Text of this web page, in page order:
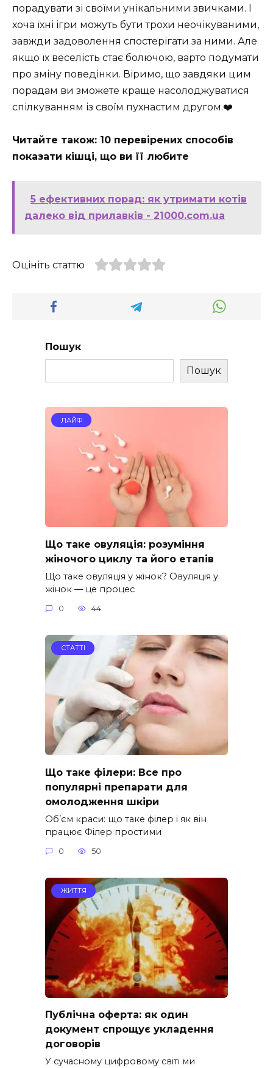
порадувати зі своїми унікальними звичками. І
хоча їхні ігри можуть бути трохи неочікуваними,
завжди задоволення спостерігати за ними. Але
якщо їх веселість стає болючою, варто подумати
про зміну поведінки. Віримо, що завдяки цим
порадам ви зможете краще насолоджуватися
спілкуванням із своїм пухнастим другом.❤️
Читайте також: 10 перевірених способів
показати кішці, що ви її любите
5 ефективних порад: як утримати котів
далеко від прилавків - 21000.com.ua
Оцініть статтю
Пошук
Пошук
ЛАЙФ
Що таке овуляція: розуміння
жіночого циклу та його етапів
Що таке овуляція у жінок? Овуляція у
жінок — це процес
0 44
СТАТТІ
Що таке філери: Все про
популярні препарати для
омолодження шкіри
Обʼєм краси: що таке філер і як він
працює Філер простими
0 50
ЖИТТЯ
Публічна оферта: як один
документ спрощує укладення
договорів
У сучасному цифровому світі ми